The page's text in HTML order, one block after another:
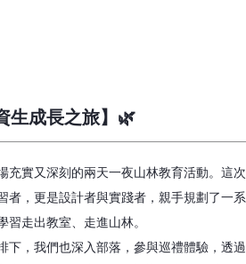
生成長之旅】🌿
充實又深刻的兩天一夜山林教育活動。這次
者，更是設計者與實踐者，親手規劃了一系
走出教室、走進山林。
下，我們也深入部落，參與巡禮體驗，透過